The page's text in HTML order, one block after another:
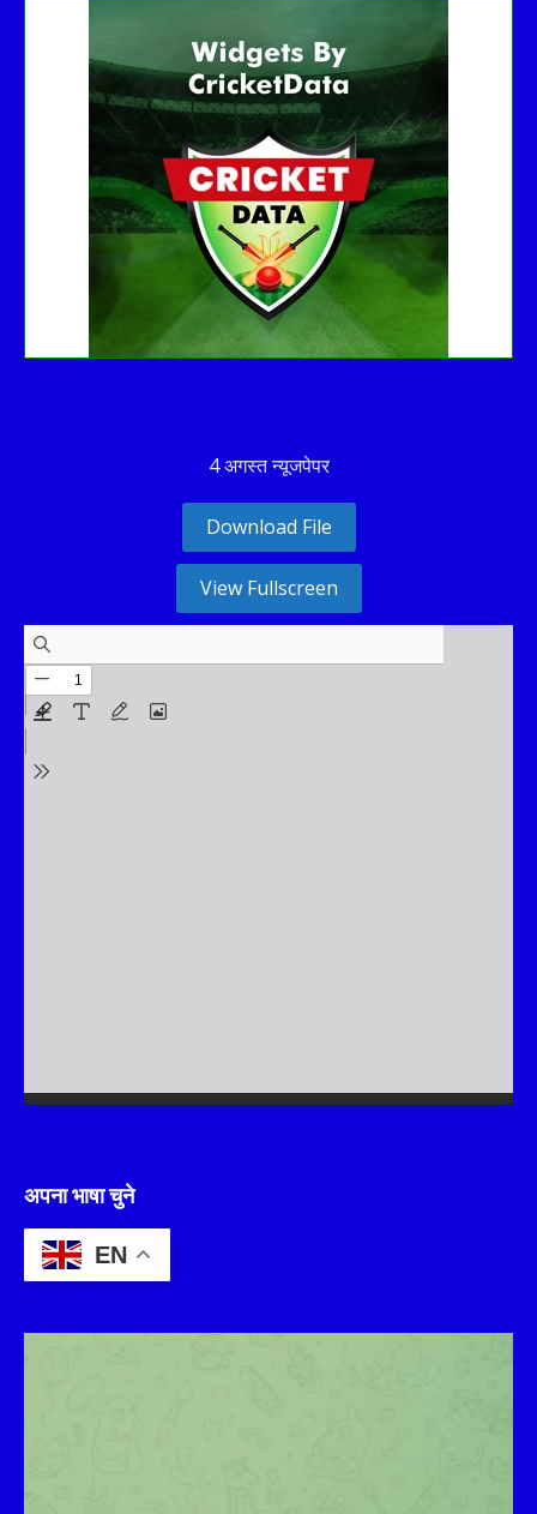
No live matches found.
See recent results
See fixtures
4 अगस्त न्यूजपेपर
Download File
View Fullscreen
अपना भाषा चुने
EN